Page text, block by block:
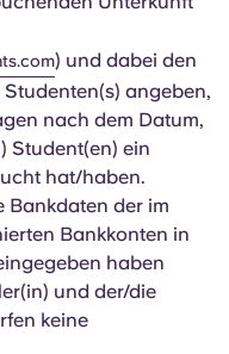
) und dabei den
angeben,
nach dem Datum,
Student(en) ein
hat/haben.
Bankdaten der im
Bankkonten in
haben
und der/die
keine